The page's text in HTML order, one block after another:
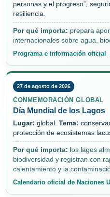
personas y el progreso”,
resiliencia.
Por qué importa: prepara
internacionales sobre agua,
Programa e información oficial
27 de agosto de 2026
CONMEMORACIÓN GLOBAL
Día Mundial de los Lagos
Lugar: global. Tema:
protección de ecosistemas
Por qué importa: los lagos
biodiversidad y registran con
calentamiento y la
Calendario oficial de Naciones